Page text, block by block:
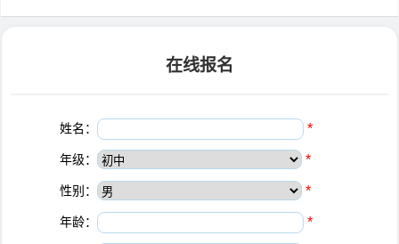
在线报名
姓名： *
年级： *
性别： *
年龄： *